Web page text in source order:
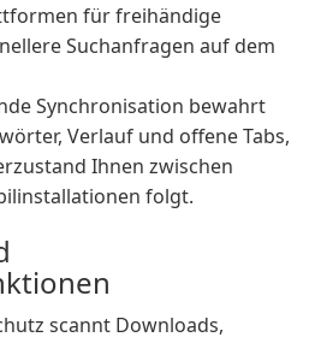
für freihändige
Suchanfragen auf dem
Synchronisation bewahrt
Verlauf und offene Tabs,
Ihnen zwischen
folgt.
scannt Downloads,